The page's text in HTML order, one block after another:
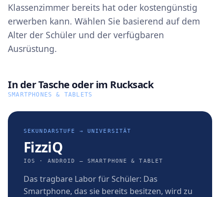
Klassenzimmer bereits hat oder kostengünstig
erwerben kann. Wählen Sie basierend auf dem
Alter der Schüler und der verfügbaren
Ausrüstung.
In der Tasche oder im Rucksack
SMARTPHONES & TABLETS
SEKUNDARSTUFE → UNIVERSITÄT
FizziQ
IOS · ANDROID — SMARTPHONE & TABLET
Das tragbare Labor für Schüler: Das
Smartphone, das sie bereits besitzen, wird zu